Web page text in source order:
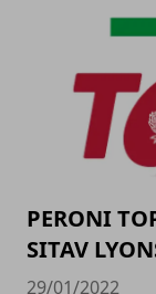
PERONI
SITAV
29/01/2022